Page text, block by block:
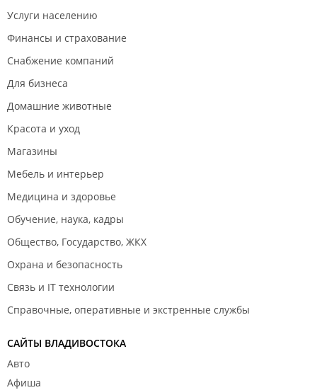
Услуги населению
Финансы и страхование
Снабжение компаний
Для бизнеса
Домашние животные
Красота и уход
Магазины
Мебель и интерьер
Медицина и здоровье
Обучение, наука, кадры
Общество, Государство, ЖКХ
Охрана и безопасность
Связь и IT технологии
Справочные, оперативные и экстренные службы
САЙТЫ ВЛАДИВОСТОКА
Авто
Афиша